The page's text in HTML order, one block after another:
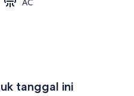
AC
tanggal ini